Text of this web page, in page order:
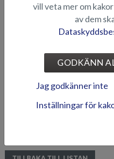
vill veta mer om
av dem
GODKÄNN
Jag godkänner inte
Inställningar för